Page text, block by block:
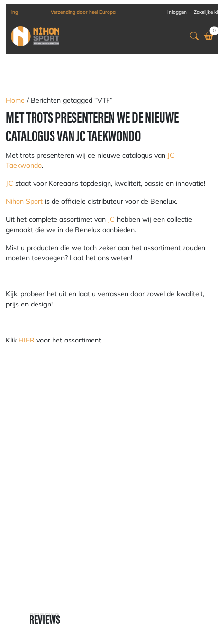
Verzending door heel Europa Inloggen Zakelijke
0
Home / Berichten getagged “VTF”
MET TROTS PRESENTEREN WE DE NIEUWE
CATALOGUS VAN JC TAEKWONDO
Met trots presenteren wij de nieuwe catalogus van JC
Taekwondo.
JC staat voor Koreaans topdesign, kwaliteit, passie en innovatie!
Nihon Sport is de officiele distributeur voor de Benelux.
Uit het complete assortimet van JC hebben wij een collectie
gemaakt die we in de Benelux aanbieden.
Mist u producten die we toch zeker aan het assortiment zouden
moeten toevoegen? Laat het ons weten!
Kijk, probeer het uit en laat u verrassen door zowel de kwaliteit,
prijs en design!
Klik HIER voor het assortiment
REVIEWS
REVIEWS